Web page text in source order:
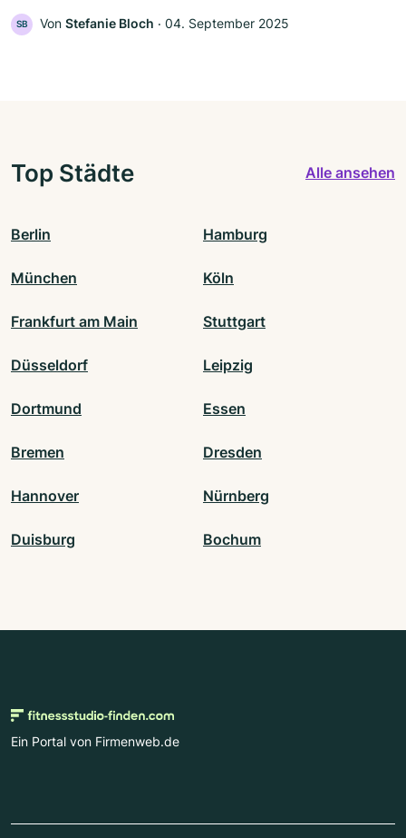
SB Von Stefanie Bloch ‧ 04. September 2025
Top Städte Alle ansehen
Berlin Hamburg
München Köln
Frankfurt am Main Stuttgart
Düsseldorf Leipzig
Dortmund Essen
Bremen Dresden
Hannover Nürnberg
Duisburg Bochum
Ein Portal von Firmenweb.de